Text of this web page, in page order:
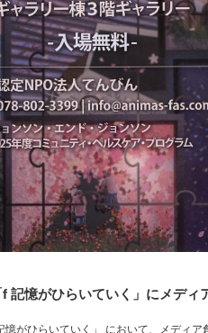
記憶がひらいていく」にメディ
がひらいていく」 において、メディ